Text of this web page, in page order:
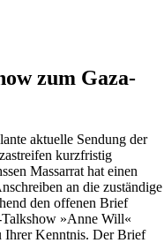
zum Gaza-
aktuelle Sendung der
kurzfristig
Massarrat hat einen
an die zuständige
den offenen Brief
»Anne Will«
Ihrer Kenntnis. Der Brief